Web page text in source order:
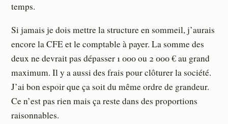
temps.
Si jamais je dois mettre la structure en sommeil, j’aurais
encore la CFE et le comptable à payer. La somme des
deux ne devrait pas dépasser 1 000 ou 2 000 € au grand
maximum. Il y a aussi des frais pour clôturer la société.
J’ai bon espoir que ça soit du même ordre de grandeur.
Ce n’est pas rien mais ça reste dans des proportions
raisonnables.